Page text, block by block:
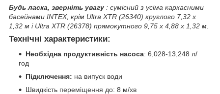
Будь ласка, зверніть увагу : сумісний з усіма каркасними
басейнами INTEX, крім Ultra XTR (26340) круглого 7,32 x
1,32 м і Ultra XTR (26378) прямокутного 9,75 x 4,88 x 1,32 м.
Технічні характеристики:
Необхідна продуктивність насоса: 6,028-13,248 л/
год
Підключення: на випуск води
Швидкість переміщення до: 8 м/хв